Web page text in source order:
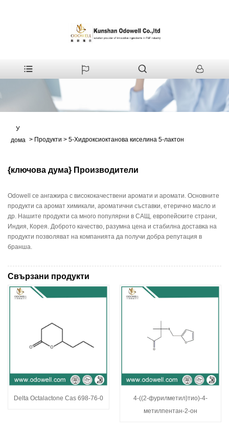
У
дома > Продукти > 5-Хидроксиоктанова киселина 5-лактон
{ключова дума} Производители
Odowell се ангажира с висококачествени аромати и аромати. Основните
продукти са аромат химикали, ароматични съставки, етерично масло и
др. Нашите продукти са много популярни в САЩ, европейските страни,
Индия, Корея. Доброто качество, разумна цена и стабилна доставка на
продукти позволяват на компанията да получи добра репутация в
бранша.
Свързани продукти
Delta Octalactone Cas 698-76-0
4-((2-фурилметил)тио)-4-
метилпентан-2-он